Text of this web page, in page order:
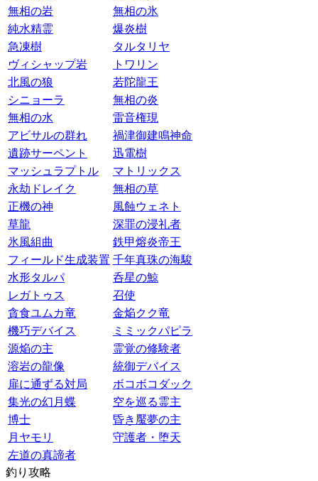
無相の岩
無相の氷
純水精霊
爆炎樹
急凍樹
タルタリヤ
ヴィシャップ岩
トワリン
北風の狼
若陀龍王
シニョーラ
無相の炎
無相の水
雷音権現
アビサルの群れ
禍津御建鳴神命
遺跡サーペント
迅電樹
マッシュラプトル
マトリックス
永劫ドレイク
無相の草
正機の神
風蝕ウェネト
草龍
深罪の浸礼者
氷風組曲
鉄甲熔炎帝王
フィールド生成装置 千年真珠の海駿
水形タルパ
呑星の鯨
レガトゥス
召使
貪食ユムカ竜
金焔クク竜
機巧デバイス
ミミックパピラ
源焔の主
霊覚の修験者
溶岩の龍像
統御デバイス
扉に通ずる対局
ボコボコダック
集光の幻月蝶
空を巡る霊主
博士
昏き魘夢の主
月ヤモリ
守護者・堕天
左道の真諦者
釣り攻略